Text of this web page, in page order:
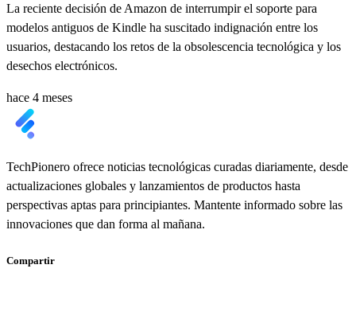
La reciente decisión de Amazon de interrumpir el soporte para
modelos antiguos de Kindle ha suscitado indignación entre los
usuarios, destacando los retos de la obsolescencia tecnológica y los
desechos electrónicos.
hace 4 meses
TechPionero ofrece noticias tecnológicas curadas diariamente, desde
actualizaciones globales y lanzamientos de productos hasta
perspectivas aptas para principiantes. Mantente informado sobre las
innovaciones que dan forma al mañana.
Compartir